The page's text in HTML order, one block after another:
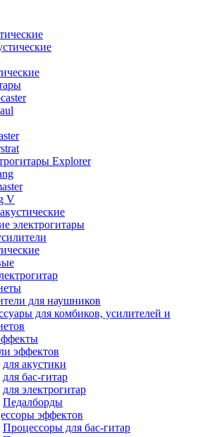
Explorer
V
электрогитары
для наушников
для комбиков, усилителей и
эффектов
для акустики
для бас-гитар
для электрогитар
Педалборды
эффектов
Процессоры для бас-гитар